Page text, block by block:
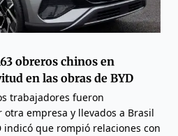
obreros chinos en
en las obras de BYD
trabajadores fueron
empresa y llevados a Brasil
indicó que rompió relaciones con